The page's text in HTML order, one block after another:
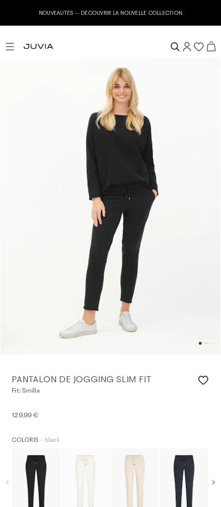
NOUVEAUTÉS – DÉCOUVRIR LA NOUVELLE COLLECTION
PANTALON DE JOGGING SLIM FIT
Fit: Smilla
129,99 €
COLORIS - black